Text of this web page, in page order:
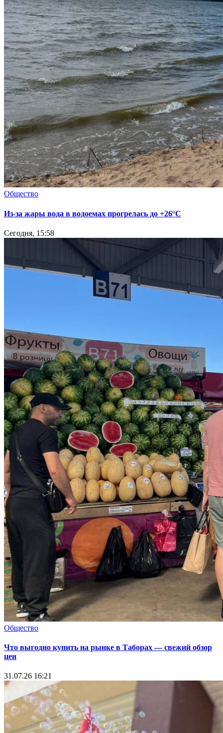
Общество
Из-за жары вода в водоемах прогрелась до +26°C
Сегодня, 15:58
Общество
Что выгодно купить на рынке в Таборах — свежий обзор
цен
31.07.26 16:21